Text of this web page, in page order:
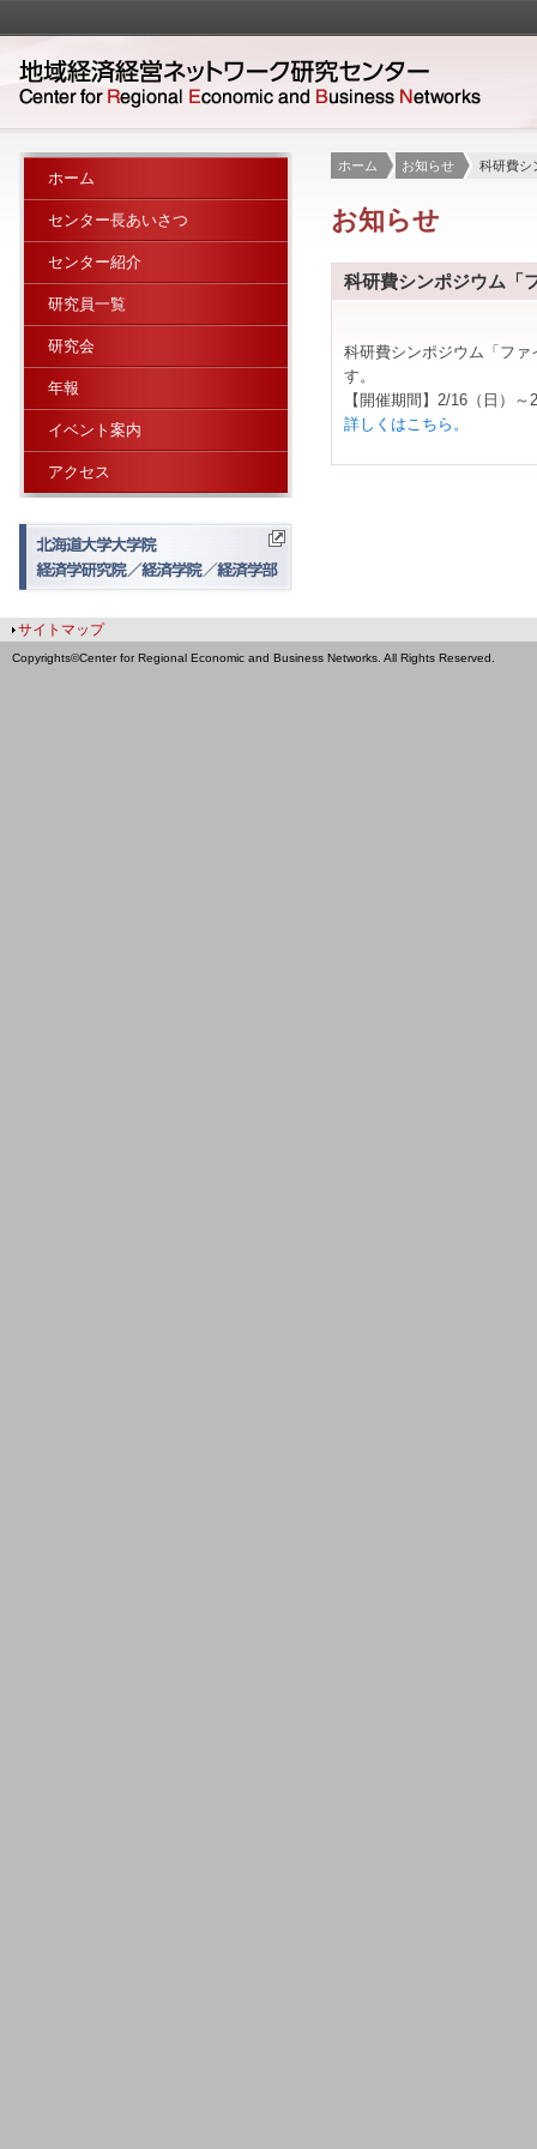
ホーム お知らせ 科研費シ
お知らせ
科研費シンポジウム「
科研費シンポジウム「フ
す。
【開催期間】2/16（日）～
詳しくはこちら。
ホーム
センター長あいさつ
センター紹介
研究員一覧
研究会
年報
イベント案内
アクセス
サイトマップ
Copyrights©Center for Regional Economic and Business Networks. All Rights Reserved.